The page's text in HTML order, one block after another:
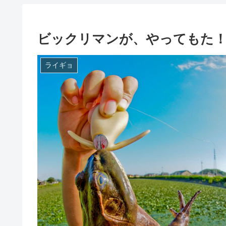
ビックリマンが、やってもた
ライギョ